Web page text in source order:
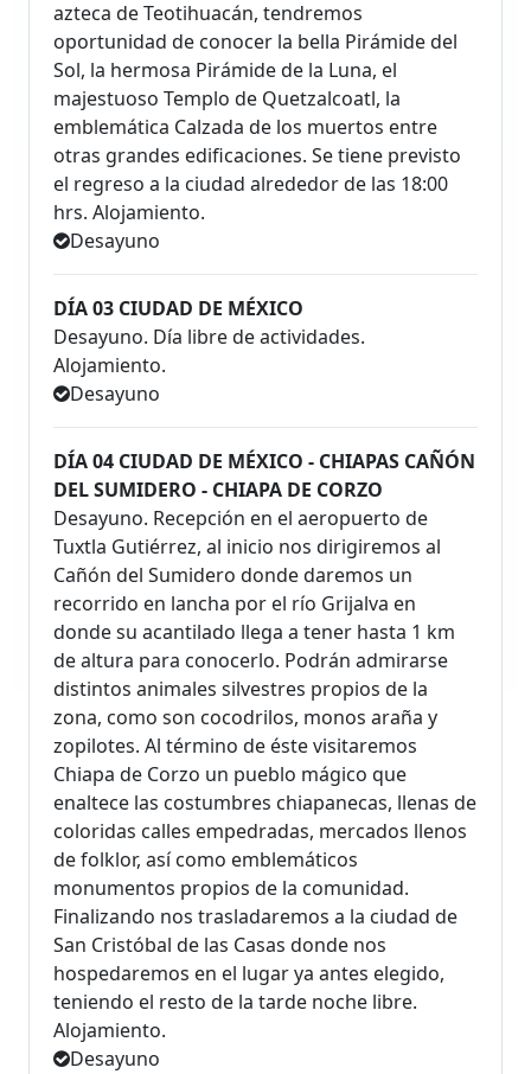
azteca de Teotihuacán, tendremos
oportunidad de conocer la bella Pirámide del
Sol, la hermosa Pirámide de la Luna, el
majestuoso Templo de Quetzalcoatl, la
emblemática Calzada de los muertos entre
otras grandes edificaciones. Se tiene previsto
el regreso a la ciudad alrededor de las 18:00
hrs. Alojamiento.
Desayuno
DÍA 03 CIUDAD DE MÉXICO
Desayuno. Día libre de actividades.
Alojamiento.
Desayuno
DÍA 04 CIUDAD DE MÉXICO - CHIAPAS CAÑÓN
DEL SUMIDERO - CHIAPA DE CORZO
Desayuno. Recepción en el aeropuerto de
Tuxtla Gutiérrez, al inicio nos dirigiremos al
Cañón del Sumidero donde daremos un
recorrido en lancha por el río Grijalva en
donde su acantilado llega a tener hasta 1 km
de altura para conocerlo. Podrán admirarse
distintos animales silvestres propios de la
zona, como son cocodrilos, monos araña y
zopilotes. Al término de éste visitaremos
Chiapa de Corzo un pueblo mágico que
enaltece las costumbres chiapanecas, llenas de
coloridas calles empedradas, mercados llenos
de folklor, así como emblemáticos
monumentos propios de la comunidad.
Finalizando nos trasladaremos a la ciudad de
San Cristóbal de las Casas donde nos
hospedaremos en el lugar ya antes elegido,
teniendo el resto de la tarde noche libre.
Alojamiento.
Desayuno